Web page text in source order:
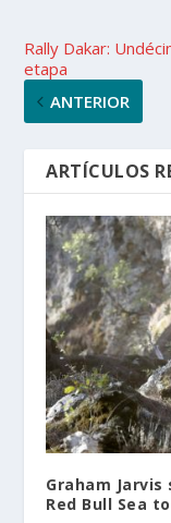
Rally Dakar:
etapa
ANTERIOR
ARTÍCULOS
Graham
Red Bull Sea